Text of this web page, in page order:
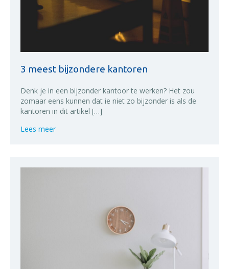
3 meest bijzondere kantoren
Denk je in een bijzonder kantoor te werken? Het zou
zomaar eens kunnen dat ie niet zo bijzonder is als de
kantoren in dit artikel […]
Lees meerabout 3 meest bijzondere kantoren